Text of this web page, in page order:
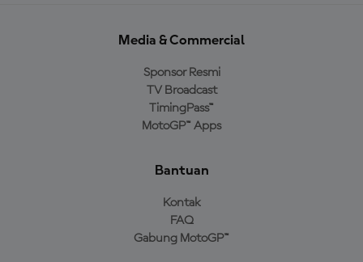
Media & Commercial
Sponsor Resmi
TV Broadcast
TimingPass™
MotoGP™ Apps
Bantuan
Kontak
FAQ
Gabung MotoGP™